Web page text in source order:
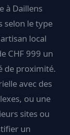
à Daillens
selon le type
local
CHF 999 un
de proximité.
avec des
ou une
sites ou
un